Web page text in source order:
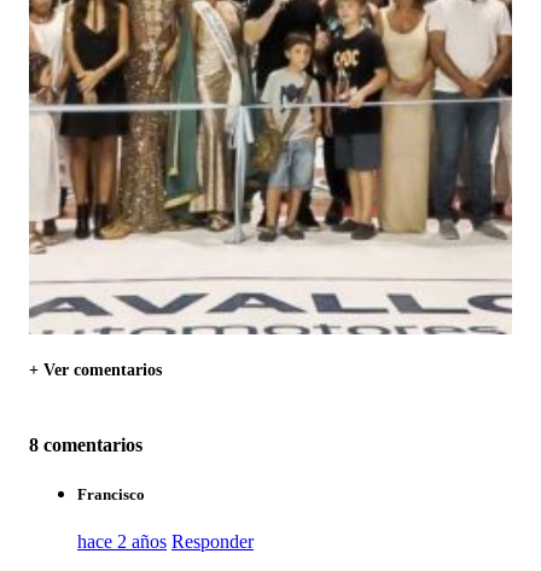
+ Ver comentarios
8 comentarios
Francisco
hace 2 años Responder